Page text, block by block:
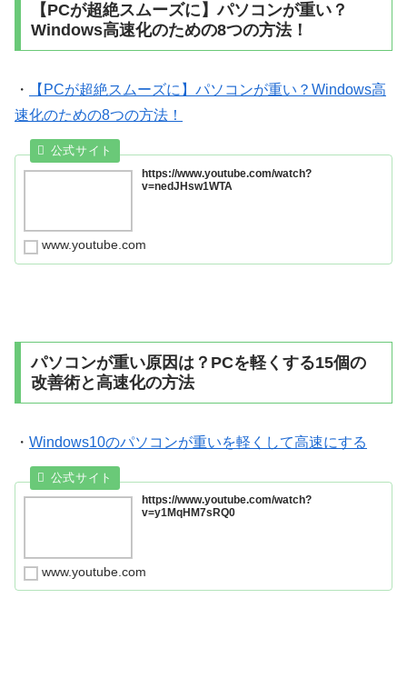
【PCが超絶スムーズに】パソコンが重い？
Windows高速化のための8つの方法！
・
【PCが超絶スムーズに】パソコンが重い？Windows高
速化のための8つの方法！
https://www.youtube.com/watch?
v=nedJHsw1WTA
www.youtube.com
パソコンが重い原因は？PCを軽くする15個の
改善術と高速化の方法
・ Windows10のパソコンが重いを軽くして高速にする
https://www.youtube.com/watch?
v=y1MqHM7sRQ0
www.youtube.com